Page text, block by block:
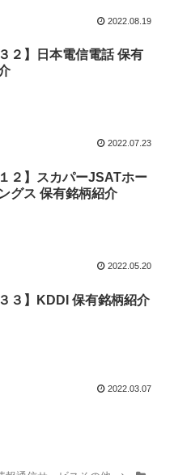
2022.08.19
３２】日本電信電話 保有
2022.07.23
１２】スカパーJSATホー
グス 保有銘柄紹介
2022.05.20
３３】KDDI 保有銘柄紹介
2022.03.07